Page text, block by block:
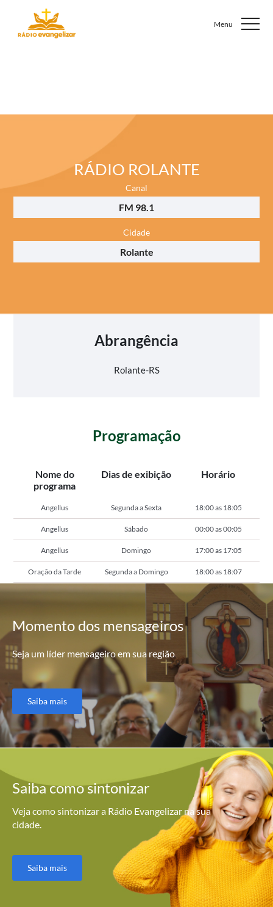
RÁDIO ROLANTE
Canal
FM 98.1
Cidade
Rolante
Abrangência
Rolante-RS
Programação
Nome do
programa
Dias de exibição Horário
Angellus Segunda a Sexta 18:00 as 18:05
Angellus Sábado 00:00 as 00:05
Angellus Domingo 17:00 as 17:05
Oração da Tarde Segunda a Domingo 18:00 as 18:07
Momentodos mensageiros
Seja um líder mensageiro em sua região
Saiba mais
Saiba comosintonizar
Veja como sintonizar a Rádio Evangelizar na sua
cidade.
Saiba mais